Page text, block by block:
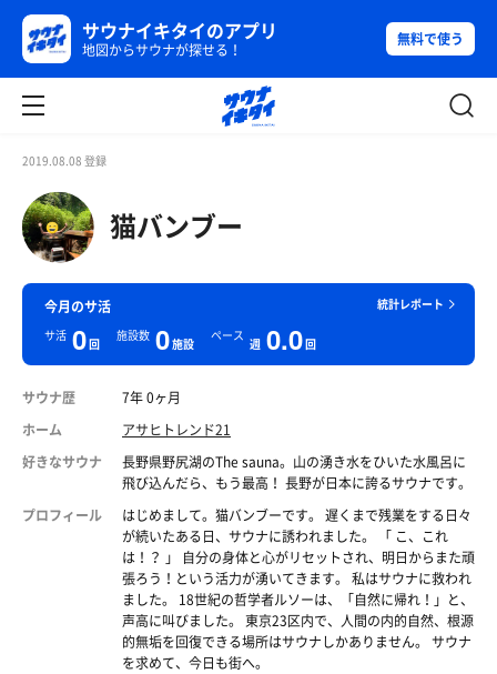
サウナイキタイのアプリ
地図からサウナが探せる！
無料で使う
2019.08.08 登録
猫バンブー
統計レポート
今月のサ活
サ活 0回
施設数 0施設
ペース
週 0.0回
サウナ歴
7年 0ヶ月
ホーム
アサヒトレンド21
好きなサウナ
長野県野尻湖のThe sauna。山の湧き水をひいた水風呂に
飛び込んだら、もう最高！ 長野が日本に誇るサウナです。
プロフィール
はじめまして。猫バンブーです。 遅くまで残業をする日々
が続いたある日、サウナに誘われました。 「 こ、これ
は！？ 」 自分の身体と心がリセットされ、明日からまた頑
張ろう！という活力が湧いてきます。 私はサウナに救われ
ました。 18世紀の哲学者ルソーは、「自然に帰れ！」と、
声高に叫びました。 東京23区内で、人間の内的自然、根源
的無垢を回復できる場所はサウナしかありません。 サウナ
を求めて、今日も街へ。